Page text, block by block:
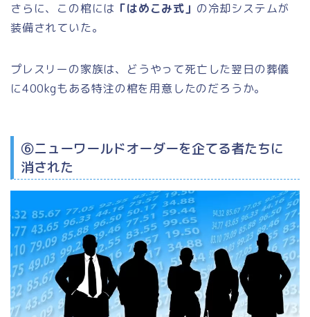
さらに、この棺には 「はめこみ式」 の冷却システムが
装備されていた。
プレスリーの家族は、どうやって死亡した翌日の葬儀
に400kgもある特注の棺を用意したのだろうか。
⑥ニューワールドオーダーを企てる者たちに
消された